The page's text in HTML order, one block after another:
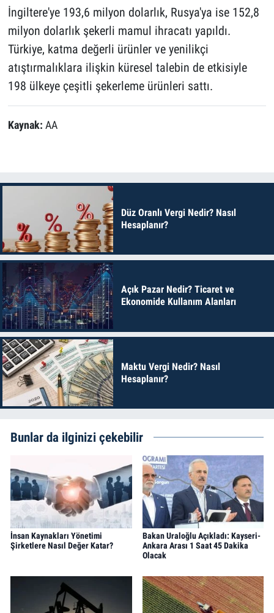
İngiltere'ye 193,6 milyon dolarlık, Rusya'ya ise 152,8
milyon dolarlık şekerli mamul ihracatı yapıldı.
Türkiye, katma değerli ürünler ve yenilikçi
atıştırmalıklara ilişkin küresel talebin de etkisiyle
198 ülkeye çeşitli şekerleme ürünleri sattı.
Kaynak: AA
Düz Oranlı Vergi Nedir? Nasıl
Hesaplanır?
Açık Pazar Nedir? Ticaret ve
Ekonomide Kullanım Alanları
Maktu Vergi Nedir? Nasıl
Hesaplanır?
Bunlar da ilginizi çekebilir
İnsan Kaynakları Yönetimi
Şirketlere Nasıl Değer Katar?
Bakan Uraloğlu Açıkladı: Kayseri-
Ankara Arası 1 Saat 45 Dakika
Olacak